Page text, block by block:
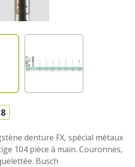
denture FX, spécial métaux
104 pièce à main. Couronnes,
Busch